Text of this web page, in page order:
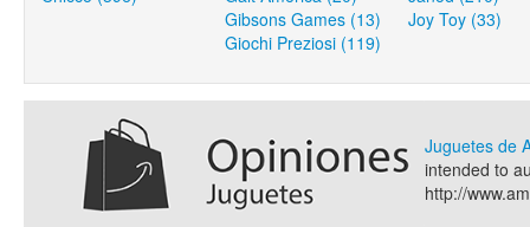
Gibsons Games (13)
Giochi Preziosi (119)
Joy Toy (33)
Juguetes de
intended to
http://